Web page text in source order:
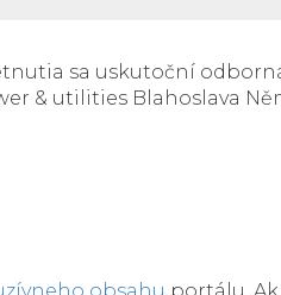
sa uskutoční
& utilities Blahoslava